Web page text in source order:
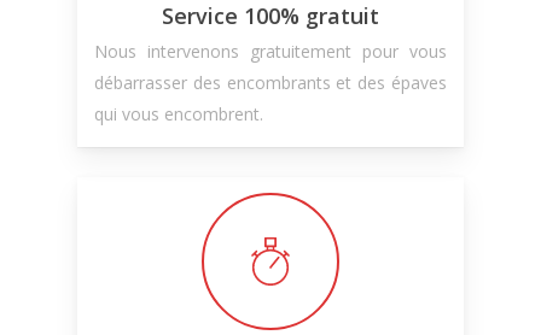
Service 100% gratuit
Nous intervenons gratuitement pour vous
débarrasser des encombrants et des épaves
qui vous encombrent.